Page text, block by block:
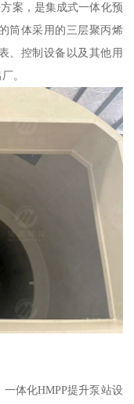
案，是集成式一体化预
筒体采用的三层聚丙烯
、控制设备以及其他用
。
体化HMPP提升泵站设